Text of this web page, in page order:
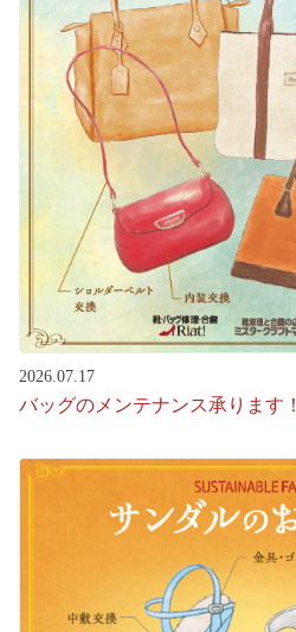
2026.07.17
バッグのメンテナンス承ります！